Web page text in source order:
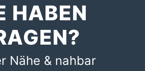
HABEN
Nähe & nahbar